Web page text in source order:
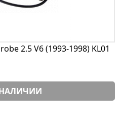
2.5 V6 (1993-1998) KL01